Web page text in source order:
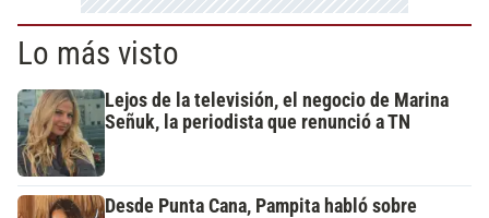
Lo más visto
Lejos de la televisión, el negocio de Marina
Señuk, la periodista que renunció a TN
Desde Punta Cana, Pampita habló sobre